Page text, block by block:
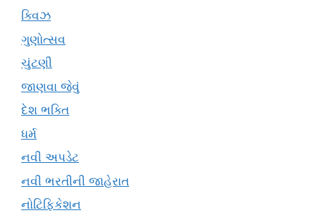
ક્વિઝ
ગુણોત્સવ
ચુંટણી
જાણવા જેવું
દેશ ભક્તિ
ધર્મ
નવી અપડેટ
નવી ભરતીની જાહેરાત
નોટિફિકેશન